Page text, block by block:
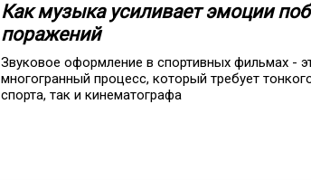
Как музыка усиливает эмоции
поражений
Звуковое оформление в спортивных фильмах -
многогранный процесс, который требует
спорта, так и кинематографа